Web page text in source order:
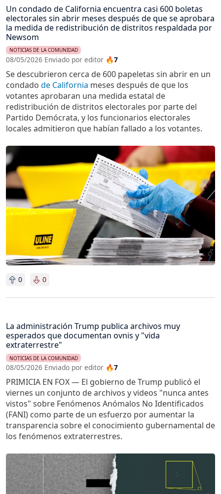
Un condado de California encuentra casi 600 boletas
electorales sin abrir meses después de que se aprobara
la medida de redistribución de distritos respaldada por
Newsom
NOTICIAS DE LA COMUNIDAD
08/05/2026 Enviado por editor 🔥7
Se descubrieron cerca de 600 papeletas sin abrir en un
condado de California meses después de que los
votantes aprobaran una medida estatal de
redistribución de distritos electorales por parte del
Partido Demócrata, y los funcionarios electorales
locales admitieron que habían fallado a los votantes.
Imagen
0 0
La administración Trump publica archivos muy
esperados que documentan ovnis y "vida
extraterrestre"
NOTICIAS DE LA COMUNIDAD
08/05/2026 Enviado por editor 🔥7
PRIMICIA EN FOX — El gobierno de Trump publicó el
viernes un conjunto de archivos y videos "nunca antes
vistos" sobre Fenómenos Anómalos No Identificados
(FANI) como parte de un esfuerzo por aumentar la
transparencia sobre el conocimiento gubernamental de
los fenómenos extraterrestres.
Imagen